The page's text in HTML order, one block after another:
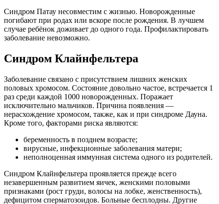
Синдром Патау несовместим с жизнью. Новорожденные
погибают при родах или вскоре после рождения. В лучшем
случае ребёнок доживает до одного года. Профилактировать
заболевание невозможно.
Синдром Клайнфельтера
Заболевание связано с присутствием лишних женских
половых хромосом. Состояние довольно частое, встречается 1
раз среди каждой 1000 новорожденных. Поражает
исключительно мальчиков. Причина появления —
нерасхождение хромосом, также, как и при синдроме Дауна.
Кроме того, факторами риска являются:
беременность в позднем возрасте;
вирусные, инфекционные заболевания матери;
неполноценная иммунная система одного из родителей.
Синдром Клайнфельтера проявляется прежде всего
незавершенным развитием яичек, женскими половыми
признаками (рост груди, волосы на лобке, женственность),
дефицитом сперматозоидов. Больные бесплодны. Другие